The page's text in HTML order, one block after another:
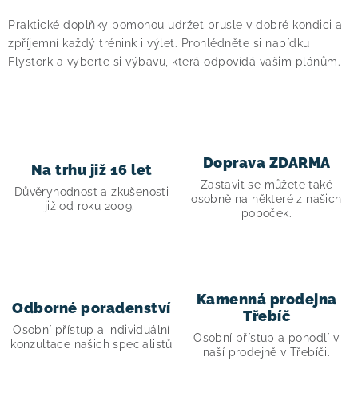
Praktické doplňky pomohou udržet brusle v dobré kondici a
zpříjemní každý trénink i výlet. Prohlédněte si nabídku
Flystork a vyberte si výbavu, která odpovídá vašim plánům.
Na trhu již 16 let
Důvěryhodnost a zkušenosti
již od roku 2009.
Doprava ZDARMA
Zastavit se můžete také
osobně na některé z našich
poboček.
Odborné poradenství
Osobní přístup a individuální
konzultace našich specialistů
Kamenná prodejna
Třebíč
Osobní přístup a pohodlí v
naší prodejně v Třebíči.